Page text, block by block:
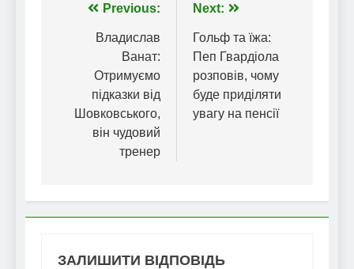
Навігація
записів
Previous:
Владислав
Ванат:
Отримуємо
підказки від
Шовковського,
він чудовий
тренер
Next:
Гольф та їжа:
Пеп Гвардіола
розповів, чому
буде приділяти
увагу на пенсії
ЗАЛИШИТИ ВІДПОВІДЬ